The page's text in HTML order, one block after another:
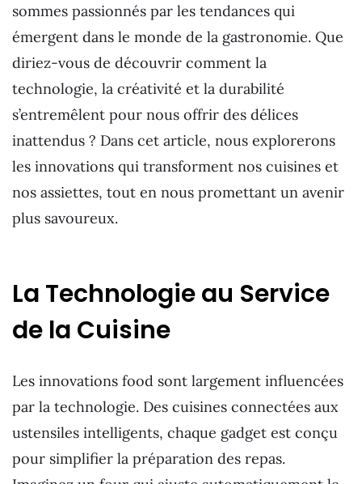
sommes passionnés par les tendances qui
émergent dans le monde de la gastronomie. Que
diriez-vous de découvrir comment la
technologie, la créativité et la durabilité
s’entremêlent pour nous offrir des délices
inattendus ? Dans cet article, nous explorerons
les innovations qui transforment nos cuisines et
nos assiettes, tout en nous promettant un avenir
plus savoureux.
La Technologie au Service
de la Cuisine
Les innovations food sont largement influencées
par la technologie. Des cuisines connectées aux
ustensiles intelligents, chaque gadget est conçu
pour simplifier la préparation des repas.